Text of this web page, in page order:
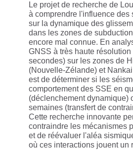
Le projet de recherche de
à comprendre l'influence des
sur la dynamique des
dans les zones de
encore mal connue. En
GNSS à très haute
secondes) sur les zones de
(Nouvelle-Zélande) et
est de déterminer si les
comportement des SSE en
(déclenchement dynamique)
semaines (transfert de
Cette recherche innovante
contraindre les mécanismes
et de réévaluer l'aléa
où ces interactions jouent un